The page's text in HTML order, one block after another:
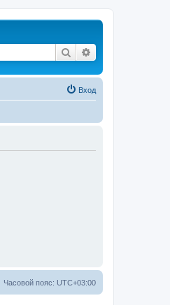
Поиск
Вход
Часовой пояс: UTC+03:00